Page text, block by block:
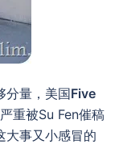
分量，美国Five
重被Su Fen催稿
大事又小感冒的